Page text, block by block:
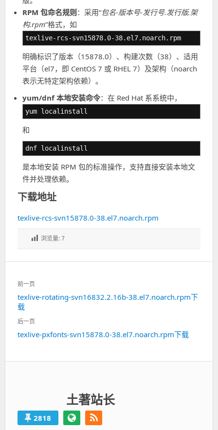
RPM 包命名规则 ：采用“包名-版本号-发行号.发行版.架
构.rpm”格式，如
texlive-rcs-svn15878.0-38.el7.noarch.rpm
明确标识了版本（15878.0）、构建次数（38）、适用
平台（el7，即 CentOS 7 或 RHEL 7）及架构（noarch
表示无特定架构依赖）。
yum/dnf 本地安装命令：在 Red Hat 系系统中，
yum localinstall
和
dnf localinstall
是本地安装 RPM 包的标准操作，支持直接安装本地文
件并处理依赖。
下载地址
texlive-rcs-svn15878.0-38.el7.noarch.rpm
浏览量:7
文
章
导
航
前一页
上
一
篇：
texlive-rotating-svn16832.2.16b-38.el7.noarch.rpm下
载
后一页
下
texlive-pxfonts-svn15878.0-38.el7.noarch.rpm下载
土著站长
2818